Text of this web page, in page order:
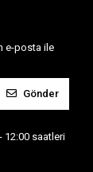
e-posta ile
Gönder
12:00 saatleri